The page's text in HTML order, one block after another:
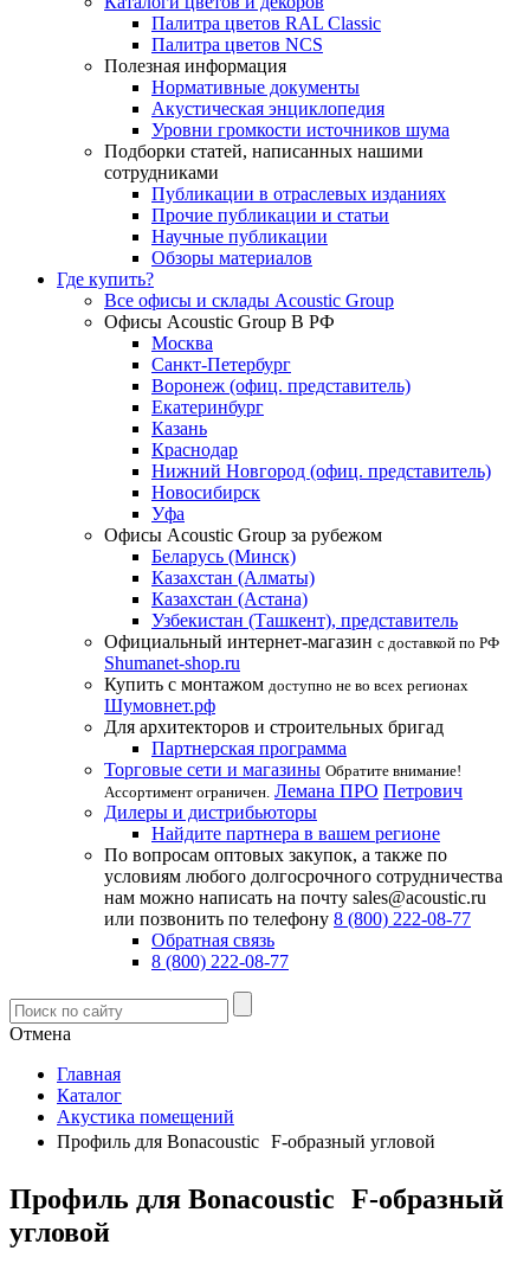
Палитра цветов RAL Сlassic
Палитра цветов NCS
Полезная информация
Нормативные документы
Акустическая энциклопедия
Уровни громкости источников шума
Подборки статей, написанных нашими
сотрудниками
Публикации в отраслевых изданиях
Прочие публикации и статьи
Научные публикации
Обзоры материалов
Где купить?
Все офисы и склады Acoustic Group
Офисы Acoustic Group В РФ
Москва
Санкт-Петербург
Воронеж (офиц. представитель)
Екатеринбург
Казань
Краснодар
Нижний Новгород (офиц. представитель)
Новосибирск
Уфа
Офисы Acoustic Group за рубежом
Беларусь (Минск)
Казахстан (Алматы)
Казахстан (Астана)
Узбекистан (Ташкент), представитель
Официальный интернет-магазин с доставкой по РФ
Shumanet-shop.ru
Купить с монтажом доступно не во всех регионах
Шумовнет.рф
Для архитекторов и строительных бригад
Партнерская программа
Торговые сети и магазины Обратите внимание!
Ассортимент ограничен. Лемана ПРО Петрович
Дилеры и дистрибьюторы
Найдите партнера в вашем регионе
По вопросам оптовых закупок, а также по
условиям любого долгосрочного сотрудничества
нам можно написать на почту sales@acoustic.ru
или позвонить по телефону 8 (800) 222-08-77
Обратная связь
8 (800) 222-08-77
Отмена
Главная
Каталог
Акустика помещений
Профиль для Bonacoustic F-образный угловой
Профиль для Bonacoustic F-образный
угловой